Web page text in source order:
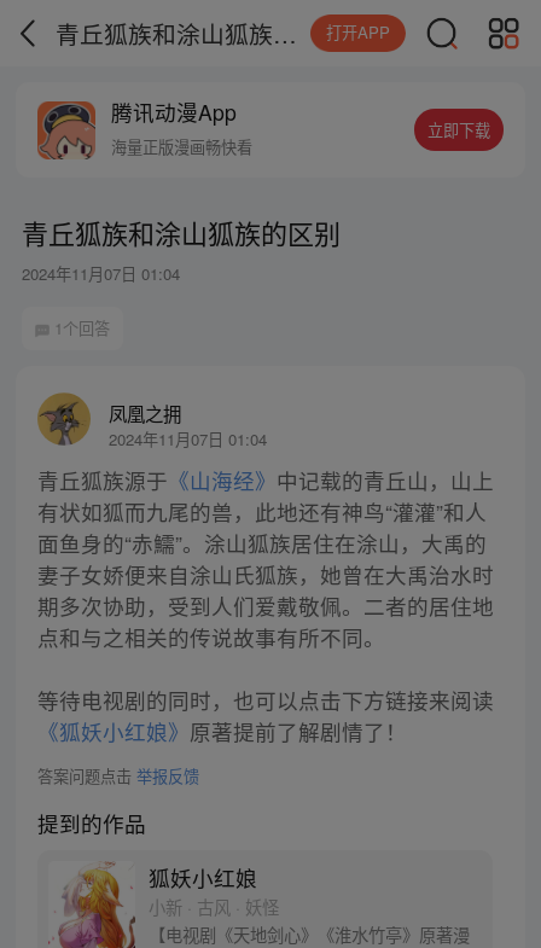
青丘狐族和涂山狐族的区别 打开APP
腾讯动漫App
海量正版漫画畅快看
立即下载
青丘狐族和涂山狐族的区别
2024年11月07日 01:04
1个回答
凤凰之拥
2024年11月07日 01:04
青丘狐族源于 《山海经》 中记载的青丘山，山上
有状如狐而九尾的兽，此地还有神鸟“灌灌”和人
面鱼身的“赤鱬”。涂山狐族居住在涂山，大禹的
妻子女娇便来自涂山氏狐族，她曾在大禹治水时
期多次协助，受到人们爱戴敬佩。二者的居住地
点和与之相关的传说故事有所不同。
等待电视剧的同时，也可以点击下方链接来阅读
《狐妖小红娘》 原著提前了解剧情了！
答案问题点击 举报反馈
提到的作品
狐妖小红娘
小新 · 古风 · 妖怪
【电视剧《天地剑心》《淮水竹亭》原著漫